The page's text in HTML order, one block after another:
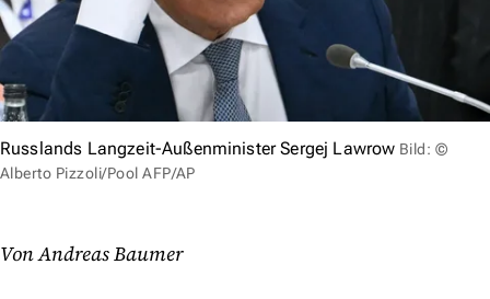
Russlands Langzeit-Außenminister Sergej Lawrow Bild: ©
Alberto Pizzoli/Pool AFP/AP
Von Andreas Baumer